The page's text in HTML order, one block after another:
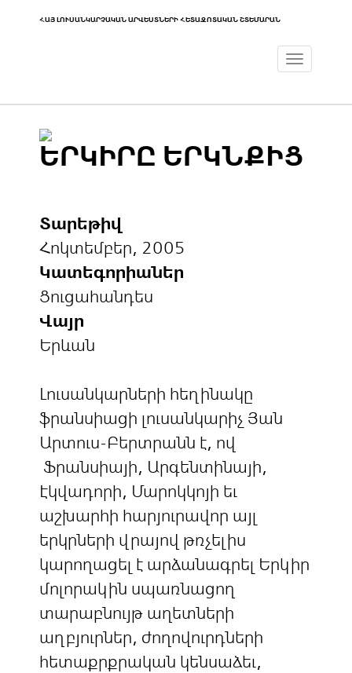
ՀԱՅ ԼՈՒՍԱՆԿԱՐՉԱԿԱՆ ԱՐՎԵՍՏՆԵՐԻ ՀԵՏԱԶՈՏԱԿԱՆ ՇՏԵՄԱՐԱՆ
Toggle
ԵՐԿԻՐԸ ԵՐԿՆՔԻՑ
Տարեթիվ
Հոկտեմբեր, 2005
Կատեգորիաներ
Ցուցահանդես
Վայր
Երևան
Լուսանկարների հեղինակը
ֆրանսիացի լուսանկարիչ Յան
Արտուս-Բերտրանն է, ով
Ֆրանսիայի, Արգենտինայի,
Էկվադորի, Մարոկկոյի եւ
աշխարհի հարյուրավոր այլ
երկրների վրայով թռչելիս
կարողացել է արձանագրել Երկիր
մոլորակին սպառնացող
տարաբնույթ աղետների
աղբյուրներ, ժողովուրդների
հետաքրքրական կենսաձեւ,